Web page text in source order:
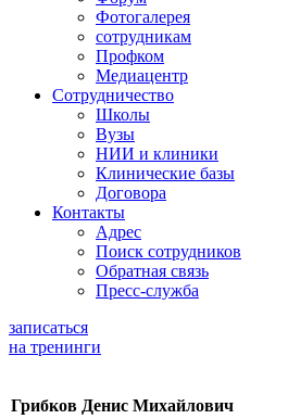
Фотогалерея
сотрудникам
Профком
Медиацентр
Сотрудничество
Школы
Вузы
НИИ и клиники
Клинические базы
Договора
Контакты
Адрес
Поиск сотрудников
Обратная связь
Пресс-служба
записаться
на тренинги
Грибков Денис Михайлович